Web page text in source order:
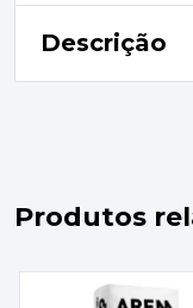
Descrição
Produtos